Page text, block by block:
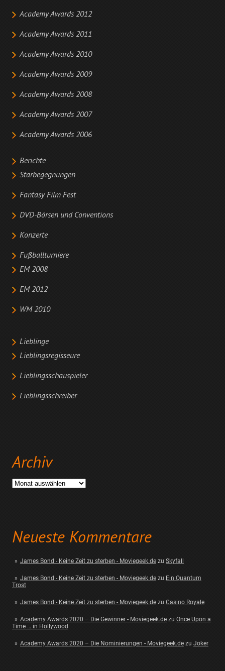
Academy Awards 2012
Academy Awards 2011
Academy Awards 2010
Academy Awards 2009
Academy Awards 2008
Academy Awards 2007
Academy Awards 2006
Berichte
Starbegegnungen
Fantasy Film Fest
DVD-Börsen und Conventions
Konzerte
Fußballturniere
EM 2008
EM 2012
WM 2010
Lieblinge
Lieblingsregisseure
Lieblingsschauspieler
Lieblingsschreiber
Archiv
Archiv
Neueste Kommentare
James Bond - Keine Zeit zu sterben - Moviegeek.dezu Skyfall
James Bond - Keine Zeit zu sterben - Moviegeek.dezu Ein Quantum
Trost
James Bond - Keine Zeit zu sterben - Moviegeek.dezu Casino Royale
Academy Awards 2020 – Die Gewinner - Moviegeek.dezu Once Upon a
Time … in Hollywood
Academy Awards 2020 – Die Nominierungen - Moviegeek.dezu Joker